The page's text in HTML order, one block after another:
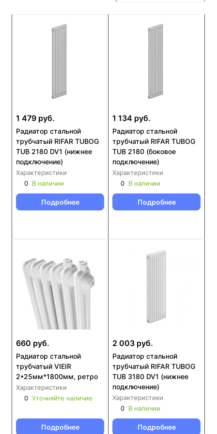
1 479 руб.
Радиатор стальной
трубчатый RIFAR TUBOG
TUB 2180 DV1 (нижнее
подключение)
Характеристики
0 В наличии
Подробнее
1 134 руб.
Радиатор стальной
трубчатый RIFAR TUBOG
TUB 2180 (боковое
подключение)
Характеристики
0 В наличии
Подробнее
660 руб.
Радиатор стальной
трубчатый VIEIR
2*25мм*1800мм, ретро
Характеристики
0 Уточняйте наличие
Подробнее
2 003 руб.
Радиатор стальной
трубчатый RIFAR TUBOG
TUB 3180 DV1 (нижнее
подключение)
Характеристики
0 В наличии
Подробнее